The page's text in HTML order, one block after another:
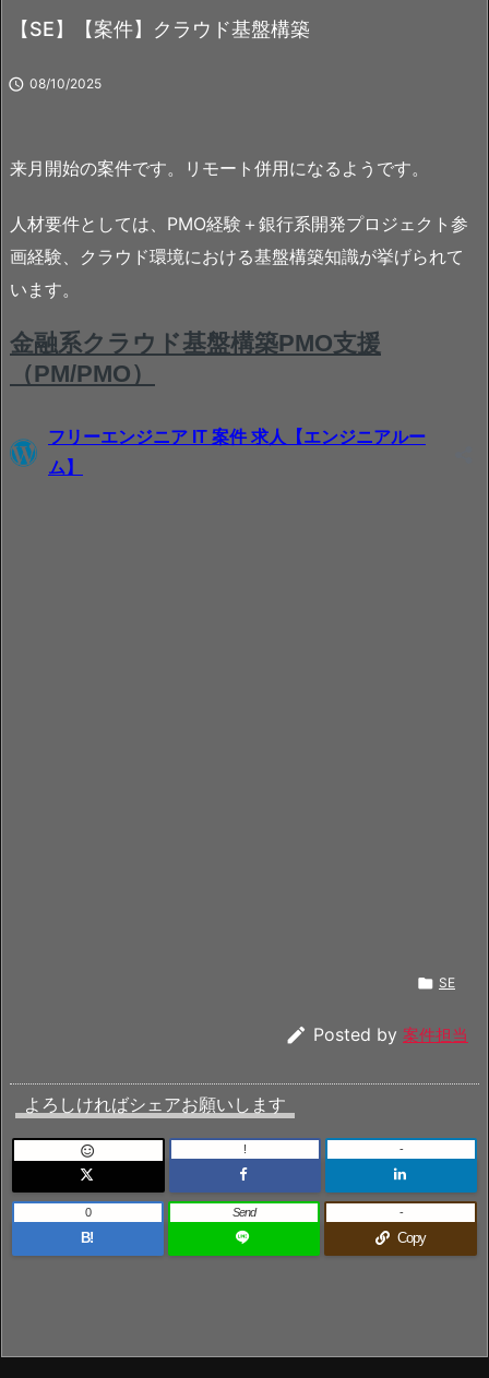
【SE】【案件】クラウド基盤構築
 08/10/2025
来月開始の案件です。リモート併用になるようです。
人材要件としては、PMO経験＋銀行系開発プロジェクト参
画経験、クラウド環境における基盤構築知識が挙げられて
います。
 SE
 Posted by 案件担当
よろしければシェアお願いします
 ! -
B!
0 Send
Copy
-